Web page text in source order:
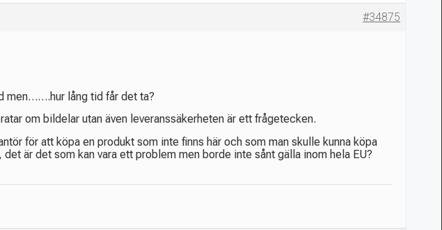
#34875
men…….hur lång tid får det ta?
om bildelar utan även leveranssäkerheten är ett frågetecken.
för att köpa en produkt som inte finns här och som man skulle kunna köpa
är det som kan vara ett problem men borde inte sånt gälla inom hela EU?